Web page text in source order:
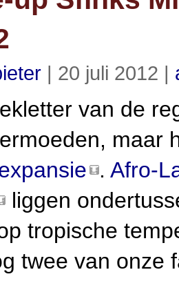
| 20 juli 2012 |
van de
maar
. Afro-
liggen
tropische
twee van onze